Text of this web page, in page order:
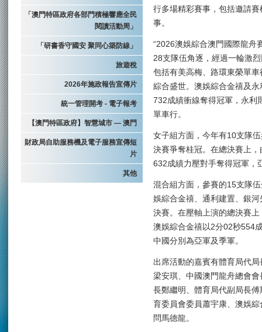
「澳門特區政府各部門積極響應全民
閱讀活動周」
「研書香守國安 聚同心築防線」
旅遊稅
2026年施政報告宣傳片
統一管理開考 - 電子報考
【澳門特區政府】智慧城市 — 澳門
財政局自助服務機及電子服務宣傳短
片
其他
行多場精彩賽事，包括邀請
事。
“2026澳娛綜合澳門國際龍舟
28支隊伍角逐，經過一輪激
包括有美高梅、路環東榮單
綜合盛世。澳娛綜合金禧及
732成績衝線奪得冠軍，永利
單車行。
女子組方面，今年有10支隊
決賽爭奪桂冠。在總決賽上
632成績力壓對手奪得冠軍，
混合組方面，參賽的15支隊
娛綜合金禧、通利建置、銀
決賽。在壓軸上演的總決賽
澳娛綜合金禧以2分02秒554
中國分別為亞軍及季軍。
出席活動的嘉賓有體育局代
梁安琪、中國澳門龍舟總會
長鄭繼明、體育局代副局長
育委員會委員蕭宇康、澳娛
問馬德龍。